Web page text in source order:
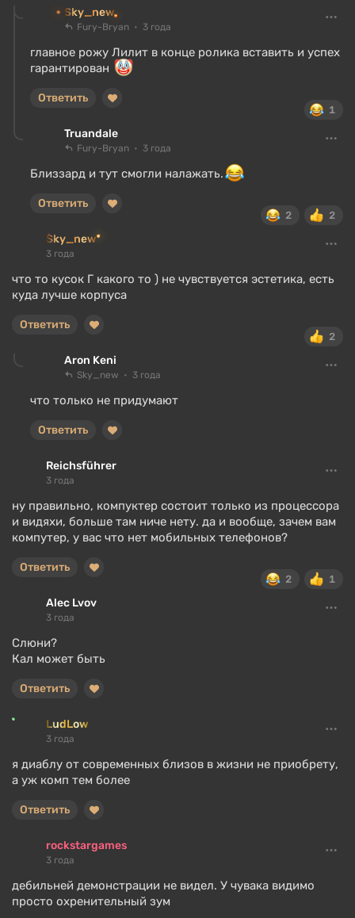
Sky_new
Fury-Bryan 3 года
главное рожу Лилит в конце ролика вставить и успех
гарантирован
1
Ответить
Truandale
Fury-Bryan 3 года
Близзард и тут смогли налажать.
2 2
Ответить
Sky_new
3 года
что то кусок Г какого то ) не чувствуется эстетика, есть
куда лучше корпуса
2
Ответить
Aron Keni
Sky_new 3 года
что только не придумают
Ответить
Reichsführer
3 года
ну правильно, компуктер состоит только из процессора
и видяхи, больше там ниче нету. да и вообще, зачем вам
компутер, у вас что нет мобильных телефонов?
2 1
Ответить
Alec Lvov
3 года
Слюни?
Кал может быть
Ответить
LudLow
3 года
я диаблу от современных близов в жизни не приобрету,
а уж комп тем более
Ответить
rockstargames
3 года
дебильней демонстрации не видел. У чувака видимо
просто охренительный зум